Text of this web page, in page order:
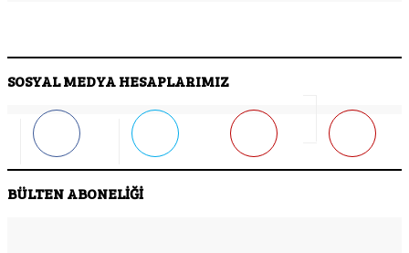
SOSYAL MEDYA HESAPLARIMIZ
BÜLTEN ABONELİĞİ